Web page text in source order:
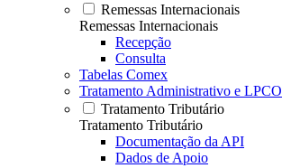
Remessas Internacionais
Remessas Internacionais
Recepção
Consulta
Tabelas Comex
Tratamento Administrativo e LPCO
Tratamento Tributário
Tratamento Tributário
Documentação da API
Dados de Apoio